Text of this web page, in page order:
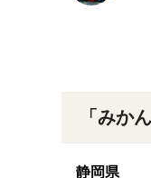
「みか
静岡県